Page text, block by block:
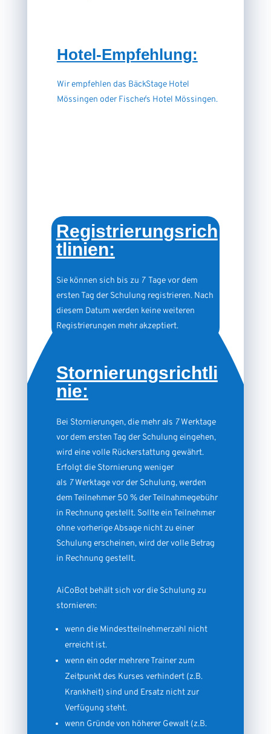
Hotel-Empfehlung:
Wir empfehlen das BäckStage Hotel
Mössingen oder Fischer´s Hotel Mössingen.
Registrierungsrich
tlinien:
Sie können sich bis zu 7Tage vor dem
ersten Tag der Schulung registrieren. Nach
diesem Datum werden keine weiteren
Registrierungen mehr akzeptiert.
Stornierungsrichtli
nie:
Bei Stornierungen, die mehr als 7Werktage
vor dem ersten Tag der Schulung eingehen,
wird eine volle Rückerstattung gewährt.
Erfolgt die Stornierung weniger
als 7Werktage vor der Schulung, werden
dem Teilnehmer 50 % der Teilnahmegebühr
in Rechnung gestellt. Sollte ein Teilnehmer
ohne vorherige Absage nicht zu einer
Schulung erscheinen, wird der volle Betrag
in Rechnung gestellt.
AiCoBot behält sich vor die Schulung zu
stornieren:
wenn die Mindestteilnehmerzahl nicht
erreicht ist.
wenn ein oder mehrere Trainer zum
Zeitpunkt des Kurses verhindert (z.B.
Krankheit) sind und Ersatz nicht zur
Verfügung steht.
wenn Gründe von höherer Gewalt (z.B.